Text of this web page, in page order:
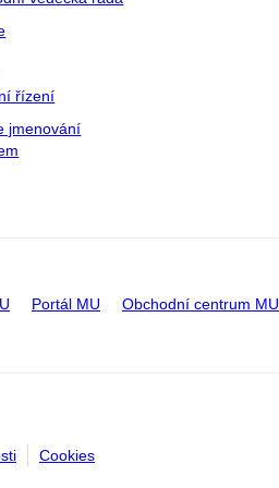
řízení
jmenování
Portál MU Obchodní centrum MU
Cookies